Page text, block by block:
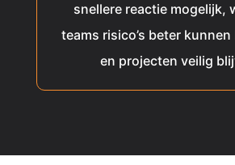
snellere reactie mogelijk,
teams risico’s beter
en projecten veilig